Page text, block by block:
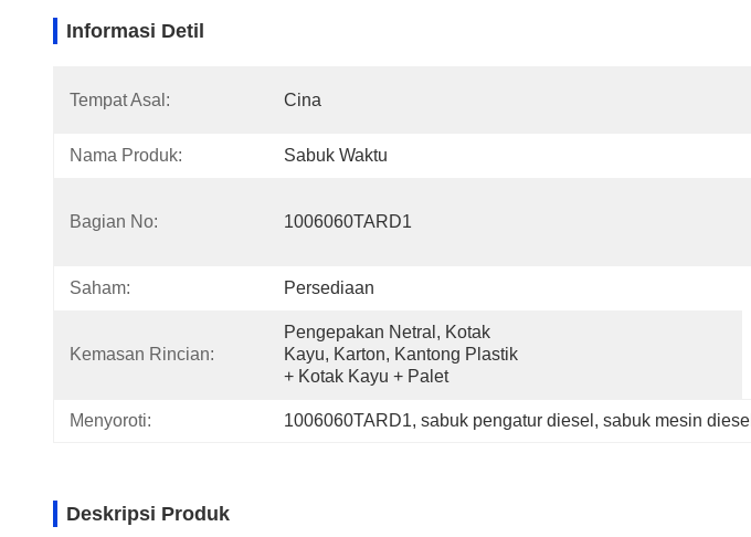
Informasi Detil
Tempat Asal: Cina
Nama Produk: Sabuk Waktu
Bagian No: 1006060TARD1
Saham: Persediaan
Kemasan Rincian:
Pengepakan Netral, Kotak
Kayu, Karton, Kantong Plastik
+ Kotak Kayu + Palet
Menyoroti: 1006060TARD1, sabuk pengatur diesel , sabuk mesin diesel
Deskripsi Produk